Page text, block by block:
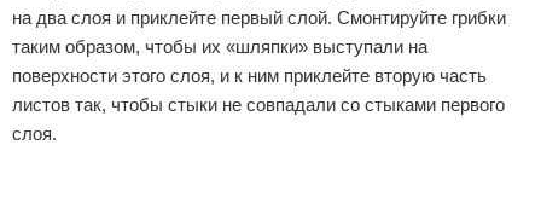
на два слоя и приклейте первый слой. Смонтируйте грибки
таким образом, чтобы их «шляпки» выступали на
поверхности этого слоя, и к ним приклейте вторую часть
листов так, чтобы стыки не совпадали со стыками первого
слоя.